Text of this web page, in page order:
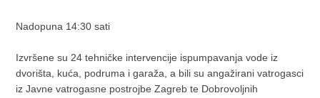
Nadopuna 14:30 sati
Izvršene su 24 tehničke intervencije ispumpavanja vode iz
dvorišta, kuća, podruma i garaža, a bili su angažirani vatrogasci
iz Javne vatrogasne postrojbe Zagreb te Dobrovoljnih